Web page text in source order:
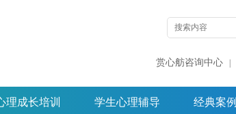
赏心舫咨询中心
理成长培训 学生心理辅导 经典案例